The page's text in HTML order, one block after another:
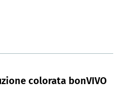
colorata bonVIVO